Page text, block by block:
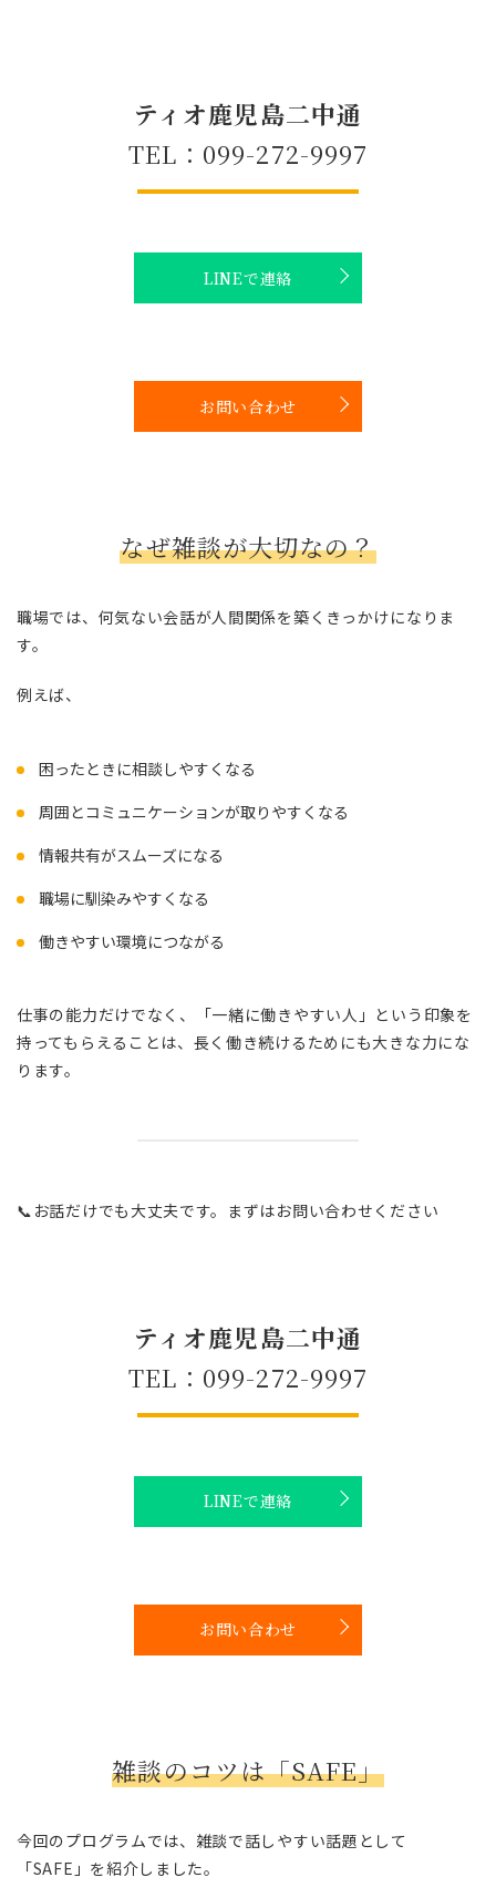
ティオ鹿児島二中通
TEL：099-272-9997
LINEで連絡
お問い合わせ
なぜ雑談が大切なの？
職場では、何気ない会話が人間関係を築くきっかけになりま
す。
例えば、
困ったときに相談しやすくなる
周囲とコミュニケーションが取りやすくなる
情報共有がスムーズになる
職場に馴染みやすくなる
働きやすい環境につながる
仕事の能力だけでなく、「一緒に働きやすい人」という印象を
持ってもらえることは、長く働き続けるためにも大きな力にな
ります。
📞お話だけでも大丈夫です。まずはお問い合わせください
ティオ鹿児島二中通
TEL：099-272-9997
LINEで連絡
お問い合わせ
雑談のコツは「SAFE」
今回のプログラムでは、雑談で話しやすい話題として
「SAFE」を紹介しました。